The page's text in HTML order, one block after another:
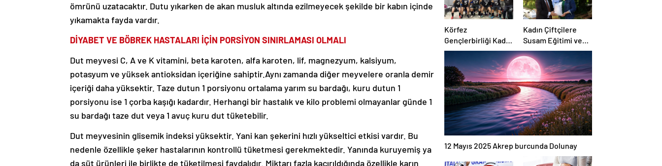
ömrünü uzatacaktır. Dutu yıkarken de akan musluk altında ezilmeyecek şekilde bir kabın içinde
yıkamakta fayda vardır.
DİYABET VE BÖBREK HASTALARI İÇİN PORSİYON SINIRLAMASI OLMALI
Dut meyvesi C, A ve K vitamini, beta karoten, alfa karoten, lif, magnezyum, kalsiyum,
potasyum ve yüksek antioksidan içeriğine sahiptir.Aynı zamanda diğer meyvelere oranla demir
içeriği daha yüksektir. Taze dutun 1 porsiyonu ortalama yarım su bardağı, kuru dutun 1
porsiyonu ise 1 çorba kaşığı kadardır. Herhangi bir hastalık ve kilo problemi olmayanlar günde 1
su bardağı taze dut veya 1 avuç kuru dut tüketebilir.
Dut meyvesinin glisemik indeksi yüksektir. Yani kan şekerini hızlı yükseltici etkisi vardır. Bu
nedenle özellikle şeker hastalarının kontrollü tüketmesi gerekmektedir. Yanında kuruyemiş ya
da süt ürünleri ile birlikte de tüketilmesi faydalıdır. Miktarı fazla kaçırıldığında özellikle karın
Körfez
Gençlerbirliği Kadın
Takımı Çeyrek
Finale Yükseldi
Kadın Çiftçilere
Susam Eğitimi ve
Tohum Desteği
12 Mayıs 2025 Akrep burcunda Dolunay